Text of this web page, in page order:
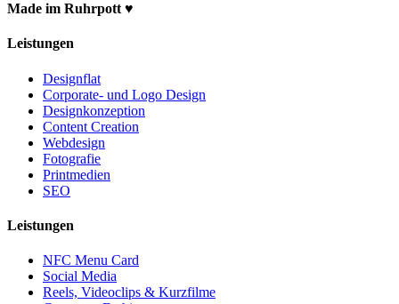
Made im Ruhrpott ♥
Leistungen
Designflat
Corporate- und Logo Design
Designkonzeption
Content Creation
Webdesign
Fotografie
Printmedien
SEO
Leistungen
NFC Menu Card
Social Media
Reels, Videoclips & Kurzfilme